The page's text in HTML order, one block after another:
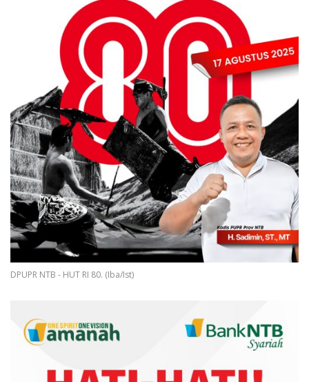
DPUPR NTB - HUT RI 80. (Iba/Ist)